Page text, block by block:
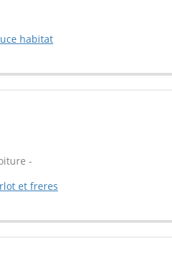
habitat
-
et freres